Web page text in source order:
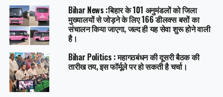
Bihar News :बिहार के 101 अनुमंडलों को जिला
मुख्यालयों से जोड़ने के लिए 166 डीलक्स बसों का
संचालन किया जाएगा, जल्द ही यह सेवा शुरू होने वाली
है।
Bihar Politics : महागठबंधन की दूसरी बैठक की
तारीख तय, इस फॉर्मूले पर हो सकती है चर्चा।